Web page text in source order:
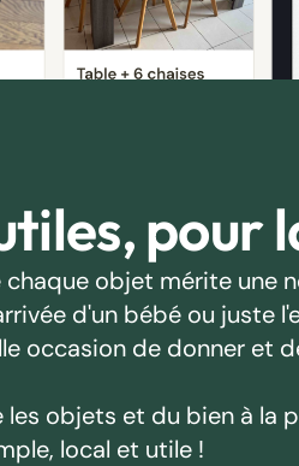
pour
objet mérite une
d'un bébé ou juste
occasion de donner et
les objets et du bien à la
local et utile !